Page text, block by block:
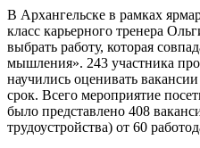
В Архангельске в рамках
класс карьерного тренера
выбрать работу, которая
мышления». 243 участника
научились оценивать
срок. Всего мероприятие
было представлено 408
трудоустройства) от 60